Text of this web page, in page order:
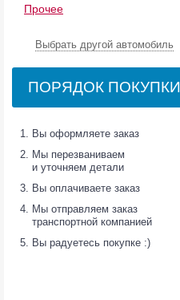
Прочее
Выбрать другой автомобиль
ПОРЯДОК ПОКУПКИ
Вы оформляете заказ
Мы перезваниваем
и уточняем детали
Вы оплачиваете заказ
Мы отправляем заказ
транспортной компанией
Вы радуетесь покупке :)